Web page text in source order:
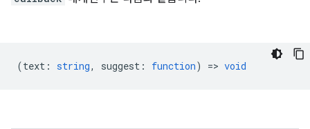
(text : string, suggest : function) => void